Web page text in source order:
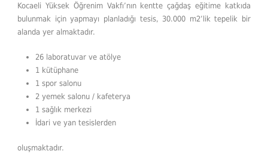
Kocaeli Yüksek Öğrenim Vakfı’nın kentte çağdaş eğitime katkıda
bulunmak için yapmayı planladığı tesis, 30.000 m2’lik tepelik bir
alanda yer almaktadır.
26 laboratuvar ve atölye
1 kütüphane
1 spor salonu
2 yemek salonu / kafeterya
1 sağlık merkezi
İdari ve yan tesislerden
oluşmaktadır.